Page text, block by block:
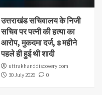
उत्तराखंड सचिवालय के निजी
सचिव पर पत्नी की हत्या का
आरोप, मुकदमा दर्ज, 8 महीने
पहले ही हुई थी शादी
uttrakhanddiscovery.com
30 July 2026
0